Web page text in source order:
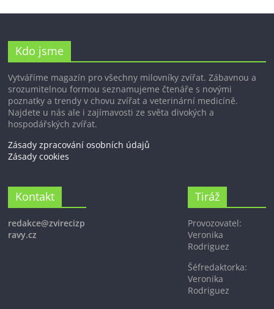
Kdo jsme
Vytváříme magazín pro všechny milovníky zvířat. Zábavnou a
srozumitelnou formou seznamujeme čtenáře s novými
poznatky a trendy v chovu zvířat a veterinární medicíně.
Najdete u nás ale i zajímavosti ze světa divokých a
hospodářských zvířat.
Zásady zpracování osobních údajů
Zásady cookies
Kontakt
redakce@zvirecizp
ravy.cz
Tiráž
Provozovatel:
Veronika
Rodriguez
Šéfredaktorka:
Veronika
Rodriguez